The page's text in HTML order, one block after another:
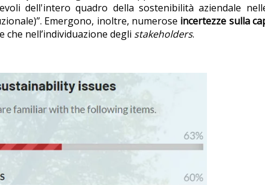
dell'intero quadro della sostenibilità aziendale
Emergono, inoltre, numerose incertezze sulla
che nell’individuazione degli stakeholders.